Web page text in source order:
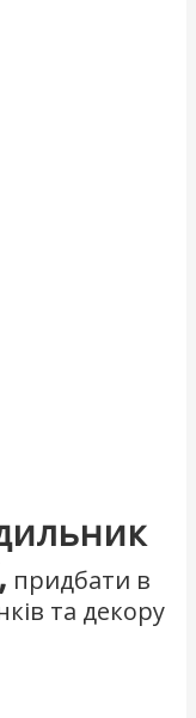
придбати в
та декору